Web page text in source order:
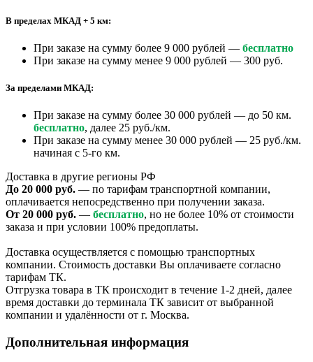
В пределах МКАД + 5 км:
При заказе на сумму более 9 000 рублей — бесплатно
При заказе на сумму менее 9 000 рублей — 300 руб.
За пределами МКАД:
При заказе на сумму более 30 000 рублей — до 50 км.
бесплатно, далее 25 руб./км.
При заказе на сумму менее 30 000 рублей — 25 руб./км.
начиная с 5-го км.
Доставка в другие регионы РФ
До 20 000 руб. — по тарифам транспортной компании,
оплачивается непосредственно при получении заказа.
От 20 000 руб. — бесплатно, но не более 10% от стоимости
заказа и при условии 100% предоплаты.
Доставка осуществляется с помощью транспортных
компании. Стоимость доставки Вы оплачиваете согласно
тарифам ТК.
Отгрузка товара в ТК происходит в течение 1-2 дней, далее
время доставки до терминала ТК зависит от выбранной
компании и удалённости от г. Москва.
Дополнительная информация